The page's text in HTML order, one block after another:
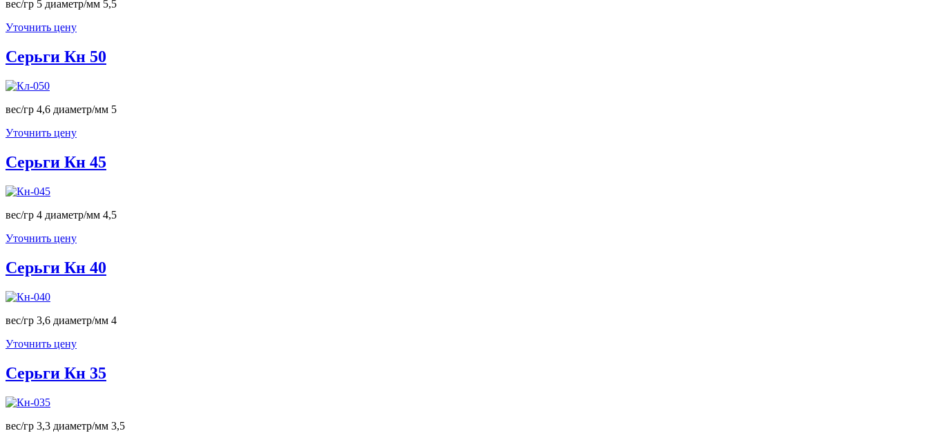
вес/гр 5 диаметр/мм 5,5
Уточнить цену
Серьги Кн 50
вес/гр 4,6 диаметр/мм 5
Уточнить цену
Серьги Кн 45
вес/гр 4 диаметр/мм 4,5
Уточнить цену
Серьги Кн 40
вес/гр 3,6 диаметр/мм 4
Уточнить цену
Серьги Кн 35
вес/гр 3,3 диаметр/мм 3,5